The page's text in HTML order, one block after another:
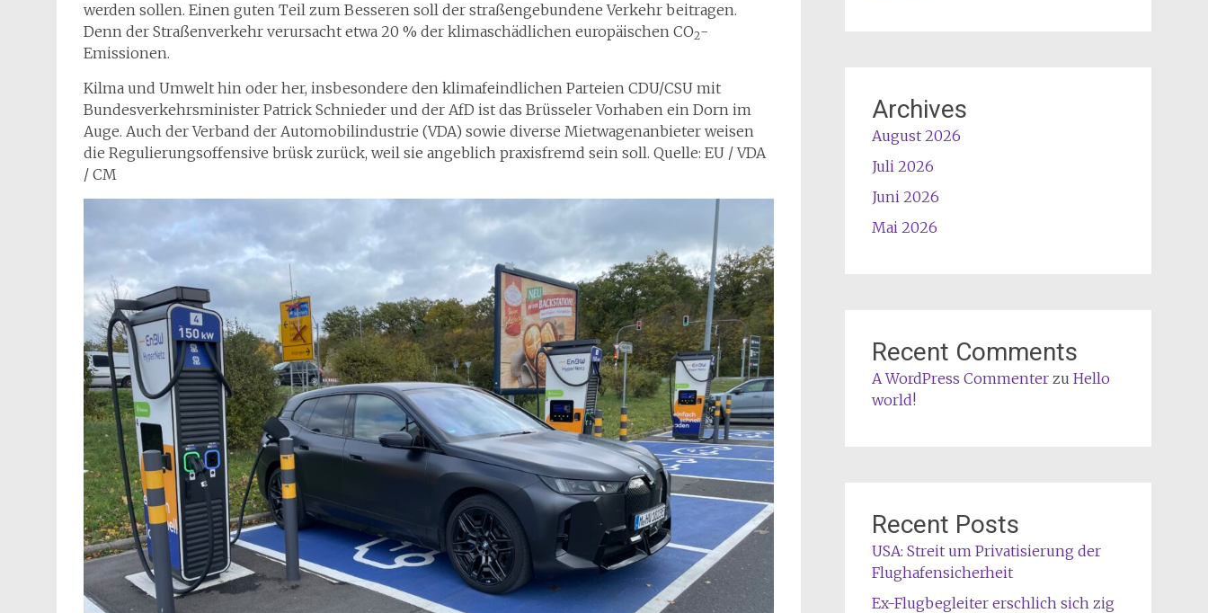
werden sollen. Einen guten Teil zum Besseren soll der straßengebundene Verkehr beitragen.
Denn der Straßenverkehr verursacht etwa 20 % der klimaschädlichen europäischen CO2-
Emissionen.
Kilma und Umwelt hin oder her, insbesondere den klimafeindlichen Parteien CDU/CSU mit
Bundesverkehrsminister Patrick Schnieder und der AfD ist das Brüsseler Vorhaben ein Dorn im
Auge. Auch der Verband der Automobilindustrie (VDA) sowie diverse Mietwagenanbieter weisen
die Regulierungsoffensive brüsk zurück, weil sie angeblich praxisfremd sein soll. Quelle: EU / VDA
/ CM
Archives
August 2026
Juli 2026
Juni 2026
Mai 2026
Recent Comments
A WordPress Commenterzu Hello
world!
Recent Posts
USA: Streit um Privatisierung der
Flughafensicherheit
Ex-Flugbegleiter erschlich sich zig